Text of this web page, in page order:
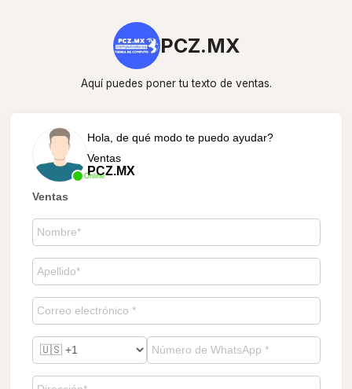
PCZ.MX
Aquí puedes poner tu texto de ventas.
Online
Hola, de qué modo te puedo ayudar?
Ventas
PCZ.MX
Ventas